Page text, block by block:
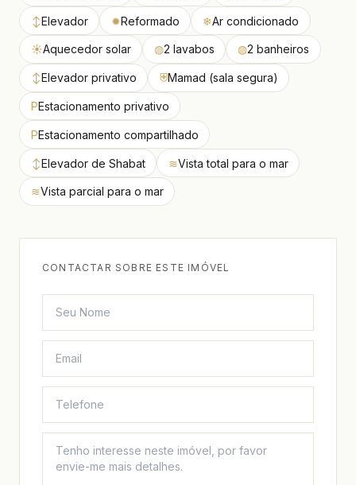
↕Elevador ✹Reformado ❄Ar condicionado
☀Aquecedor solar ◍2 lavabos ◍2 banheiros
↕Elevador privativo ⛨Mamad (sala segura)
PEstacionamento privativo
PEstacionamento compartilhado
↕Elevador de Shabat ≋Vista total para o mar
≋Vista parcial para o mar
CONTACTAR SOBRE ESTE IMÓVEL